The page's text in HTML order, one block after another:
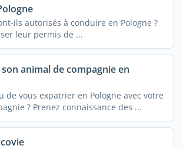
ils autorisés à conduire en Pologne ?
leur permis de ...
animal de compagnie en
de vous expatrier en Pologne avec votre
? Prenez connaissance des ...